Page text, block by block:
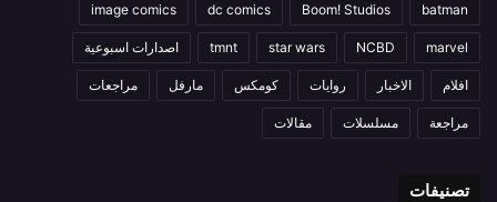
batman
Boom! Studios
dc comics
image comics
marvel
NCBD
star wars
tmnt اصدارات اسبوعية
افلام الاخبار روايات كومكس مارفل مراجعات
مراجعة مسلسلات مقالات
تصنيفات